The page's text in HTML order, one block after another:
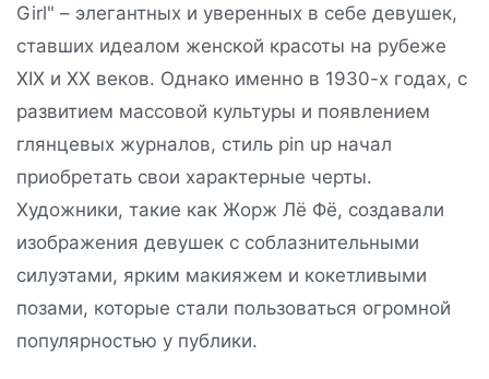
Girl" – элегантных и уверенных в себе девушек,
ставших идеалом женской красоты на рубеже
XIX и XX веков. Однако именно в 1930-х годах, с
развитием массовой культуры и появлением
глянцевых журналов, стиль pin up начал
приобретать свои характерные черты.
Художники, такие как Жорж Лё Фё, создавали
изображения девушек с соблазнительными
силуэтами, ярким макияжем и кокетливыми
позами, которые стали пользоваться огромной
популярностью у публики.